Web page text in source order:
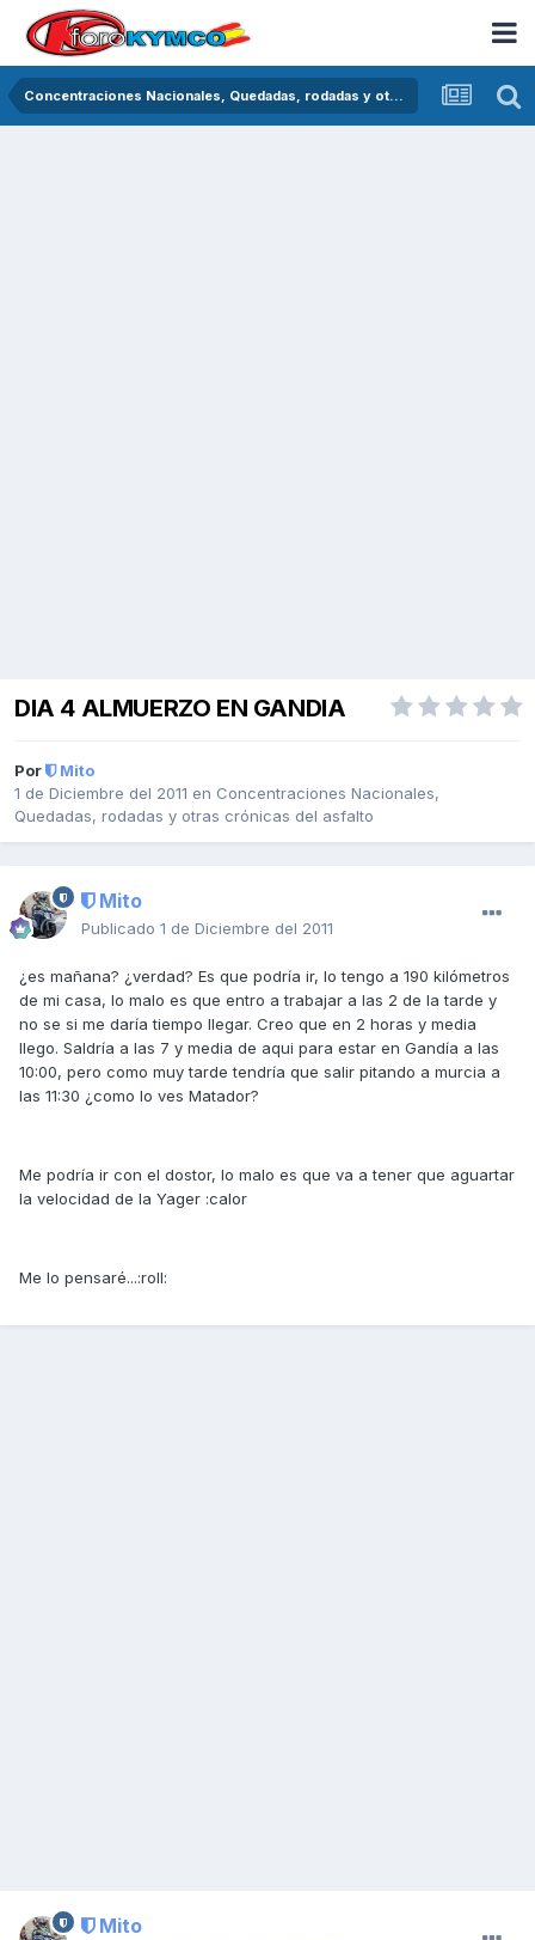
Concentraciones Nacionales, Quedadas, rodadas y otras crónicas del asfalto
DIA 4 ALMUERZO EN GANDIA
Por
Mito
1 de Diciembre del 2011 en Concentraciones Nacionales,
Quedadas, rodadas y otras crónicas del asfalto
Mito
Publicado 1 de Diciembre del 2011
¿es mañana? ¿verdad? Es que podría ir, lo tengo a 190 kilómetros
de mi casa, lo malo es que entro a trabajar a las 2 de la tarde y
no se si me daría tiempo llegar. Creo que en 2 horas y media
llego. Saldría a las 7 y media de aqui para estar en Gandía a las
10:00, pero como muy tarde tendría que salir pitando a murcia a
las 11:30 ¿como lo ves Matador?
Me podría ir con el dostor, lo malo es que va a tener que aguartar
la velocidad de la Yager :calor
Me lo pensaré...:roll:
Mito